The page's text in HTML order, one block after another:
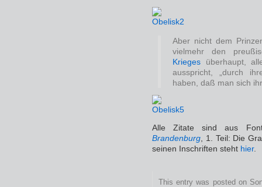
Aber nicht dem
vielmehr den
Krieges überhaupt,
ausspricht, „durch
haben, daß man sich
Alle Zitate sind aus
Brandenburg , 1. Teil: Die
seinen Inschriften steht hier.
This entry was posted on